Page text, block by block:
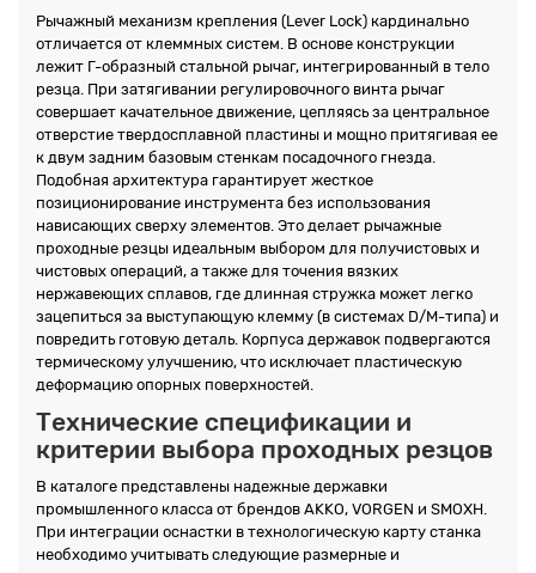
Рычажный механизм крепления (Lever Lock) кардинально
отличается от клеммных систем. В основе конструкции
лежит Г-образный стальной рычаг, интегрированный в тело
резца. При затягивании регулировочного винта рычаг
совершает качательное движение, цепляясь за центральное
отверстие твердосплавной пластины и мощно притягивая ее
к двум задним базовым стенкам посадочного гнезда.
Подобная архитектура гарантирует жесткое
позиционирование инструмента без использования
нависающих сверху элементов. Это делает рычажные
проходные резцы идеальным выбором для получистовых и
чистовых операций, а также для точения вязких
нержавеющих сплавов, где длинная стружка может легко
зацепиться за выступающую клемму (в системах D/M-типа) и
повредить готовую деталь. Корпуса державок подвергаются
термическому улучшению, что исключает пластическую
деформацию опорных поверхностей.
Технические спецификации и
критерии выбора проходных резцов
В каталоге представлены надежные державки
промышленного класса от брендов AKKO, VORGEN и SMOXH.
При интеграции оснастки в технологическую карту станка
необходимо учитывать следующие размерные и